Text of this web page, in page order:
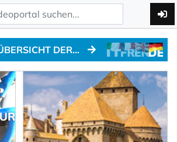
ZURÜCK ZUR ÜBERSICHT DER ALPENPÄSSE